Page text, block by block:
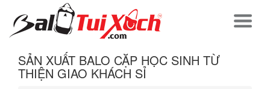
SẢN XUẤT BALO CẶP HỌC SINH TỪ
THIỆN GIAO KHÁCH SỈ